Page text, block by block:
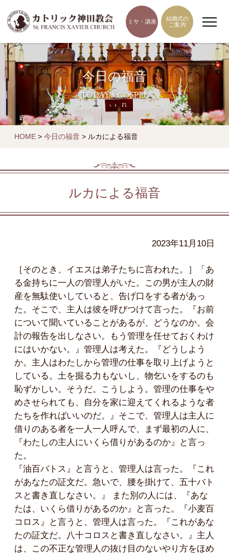
ミサ・講座
結婚式の
ご案内
今日の福音
TODAY'S GOSPEL
HOME > 今日の福音 > ルカによる福音
ルカによる福音
2023年11月10日
［そのとき、イエスは弟子たちに言われた。］「あ
る金持ちに一人の管理人がいた。この男が主人の財
産を無駄使いしていると、告げ口をする者があっ
た。そこで、主人は彼を呼びつけて言った。『お前
について聞いていることがあるが、どうなのか。会
計の報告を出しなさい。もう管理を任せておくわけ
にはいかない。』管理人は考えた。『どうしよう
か。主人はわたしから管理の仕事を取り上げようと
している。土を掘る力もないし、物乞いをするのも
恥ずかしい。そうだ。こうしよう。管理の仕事をや
めさせられても、自分を家に迎えてくれるような者
たちを作ればいいのだ。』そこで、管理人は主人に
借りのある者を一人一人呼んで、まず最初の人に、
『わたしの主人にいくら借りがあるのか』と言っ
た。
『油百バトス』と言うと、管理人は言った。『これ
があなたの証文だ。急いで、腰を掛けて、五十バト
スと書き直しなさい。』 また別の人には、『あな
たは、いくら借りがあるのか』と言った。『小麦百
コロス』と言うと、管理人は言った。『これがあな
たの証文だ。八十コロスと書き直しなさい。』主人
は、この不正な管理人の抜け目のないやり方をほめ